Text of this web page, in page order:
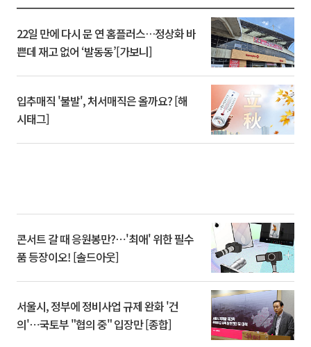
22일 만에 다시 문 연 홈플러스…정상화 바
쁜데 재고 없어 ‘발동동’[가보니]
입추매직 '불발', 처서매직은 올까요? [해
시태그]
콘서트 갈 때 응원봉만?⋯'최애' 위한 필수
품 등장이오! [솔드아웃]
서울시, 정부에 정비사업 규제 완화 '건
의'⋯국토부 "협의 중" 입장만 [종합]